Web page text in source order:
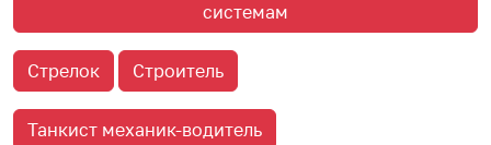
системам
Стрелок Строитель
Танкист механик-водитель